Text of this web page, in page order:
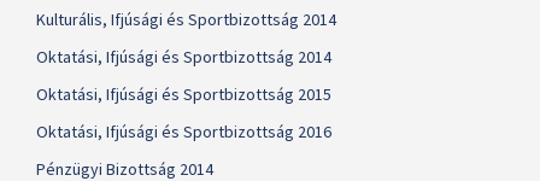
Kulturális, Ifjúsági és Sportbizottság 2014
Oktatási, Ifjúsági és Sportbizottság 2014
Oktatási, Ifjúsági és Sportbizottság 2015
Oktatási, Ifjúsági és Sportbizottság 2016
Pénzügyi Bizottság 2014